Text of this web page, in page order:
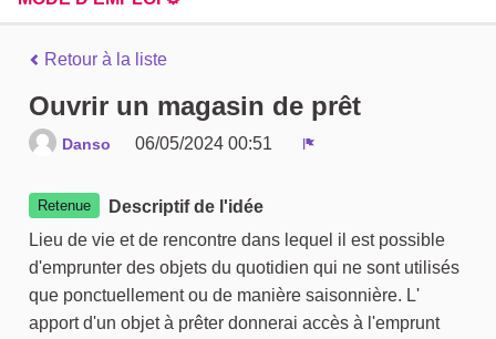
Retour à la liste
Ouvrir un magasin de prêt
Danso
06/05/2024 00:51
Retenue
Descriptif de l'idée
Lieu de vie et de rencontre dans lequel il est possible
d'emprunter des objets du quotidien qui ne sont utilisés
que ponctuellement ou de manière saisonnière. L'
apport d'un objet à prêter donnerai accès à l'emprunt